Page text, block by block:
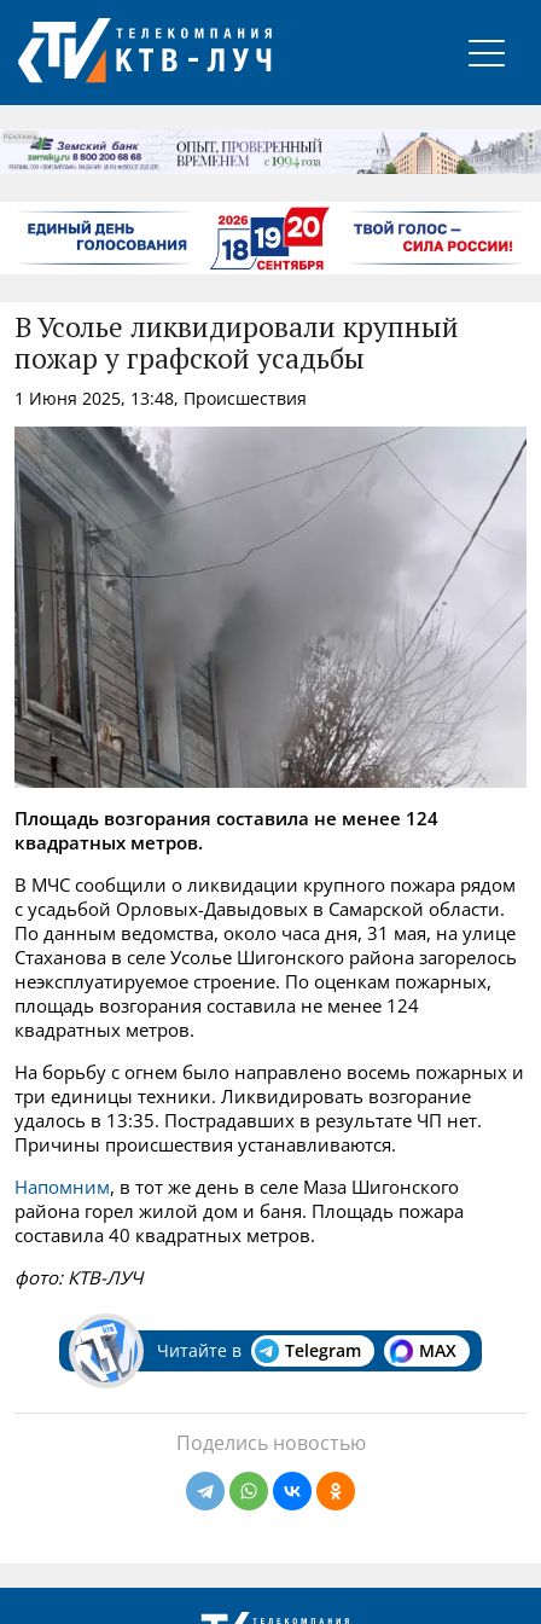
РЕКЛАМА
В Усолье ликвидировали крупный
пожар у графской усадьбы
1 Июня 2025, 13:48, Происшествия
Площадь возгорания составила не менее 124
квадратных метров.
В МЧС сообщили о ликвидации крупного пожара рядом
с усадьбой Орловых-Давыдовых в Самарской области.
По данным ведомства, около часа дня, 31 мая, на улице
Стаханова в селе Усолье Шигонского района загорелось
неэксплуатируемое строение. По оценкам пожарных,
площадь возгорания составила не менее 124
квадратных метров.
На борьбу с огнем было направлено восемь пожарных и
три единицы техники. Ликвидировать возгорание
удалось в 13:35. Пострадавших в результате ЧП нет.
Причины происшествия устанавливаются.
Напомним, в тот же день в селе Маза Шигонского
района горел жилой дом и баня. Площадь пожара
составила 40 квадратных метров.
фото: КТВ-ЛУЧ
Читайте в Telegram MAX
Поделись новостью